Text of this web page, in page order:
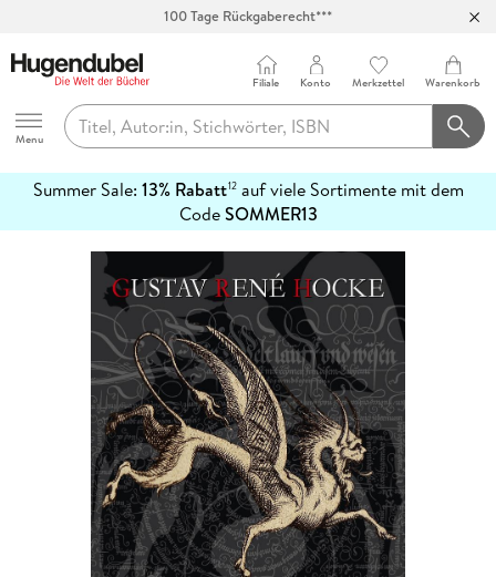
100 Tage Rückgaberecht***
Hugendubel
Menu
Filiale Konto Merkzettel Warenkorb
Summer Sale: 13% Rabatt12auf viele Sortimente mit dem
CodeSOMMER13
erfahren